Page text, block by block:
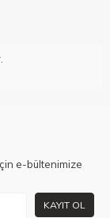
e-bültenimize
KAYIT OL